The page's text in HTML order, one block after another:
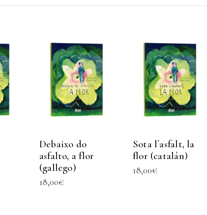
Debaixo do
asfalto, a flor
(gallego)
18,00€
Sota l´asfalt, la
flor (catalán)
18,00€